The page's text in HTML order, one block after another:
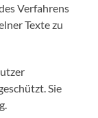
Verfahrens
Texte zu
Sie